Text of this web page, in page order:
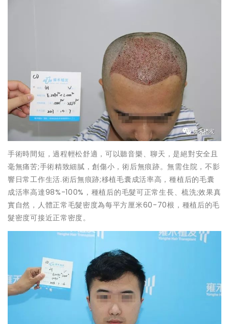
手術時間短，過程輕松舒適，可以聽音樂、聊天，是絕對安全且
毫無痛苦;手術精致細膩，創傷小，術后無痕跡。無需住院，不影
響日常工作生活.術后無痕跡;移植毛囊成活率高，種植后的毛囊
成活率高達98%-100%，種植后的毛髮可正常生長、梳洗;效果真
實自然，人體正常毛髮密度為每平方厘米60-70根，種植后的毛
髮密度可接近正常密度。